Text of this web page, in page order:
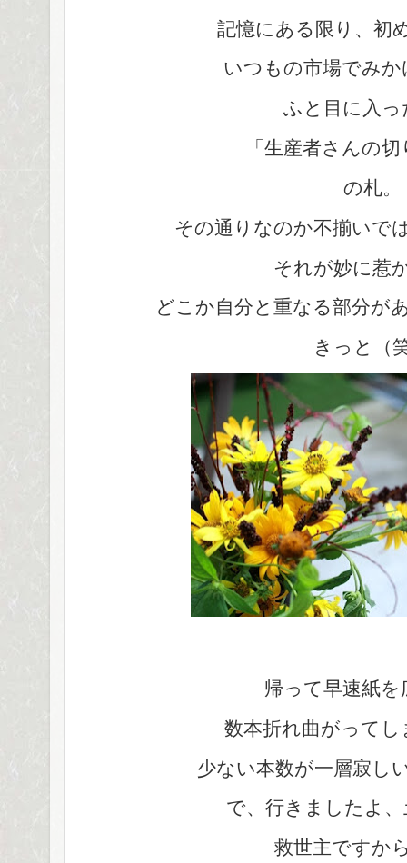
記憶にある限り、初
いつもの市場でみ
ふと目に入っ
「生産者さんの
の札。
その通りなのか不揃いで
それが妙に惹
どこか自分と重なる部分が
きっと（
帰って早速紙
数本折れ曲がって
少ない本数が一層寂し
で、行きましたよ
救世主ですか